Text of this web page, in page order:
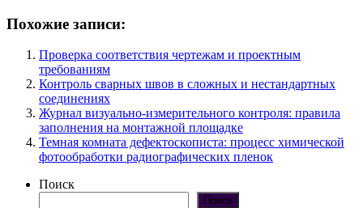
Похожие записи:
Проверка соответствия чертежам и проектным
требованиям
Контроль сварных швов в сложных и нестандартных
соединениях
Журнал визуально-измерительного контроля: правила
заполнения на монтажной площадке
Темная комната дефектоскописта: процесс химической
фотообработки радиографических пленок
Поиск
Поиск